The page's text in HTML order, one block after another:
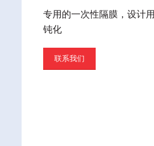
专用的一次性隔膜，设计
钝化
联系我们